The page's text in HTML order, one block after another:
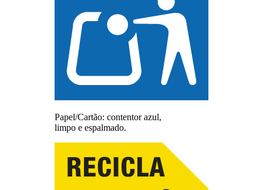
Papel/Cartão: contentor azul,
limpo e espalmado.